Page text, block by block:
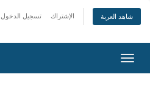
تسجيل الدخول الإشتراك شاهد العربة
تبديل
التنقل